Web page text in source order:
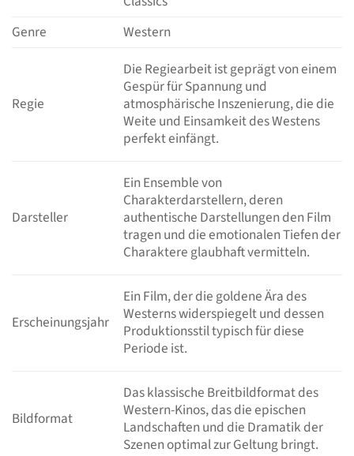
Genre
Western
Regie
Die Regiearbeit ist geprägt von einem
Gespür für Spannung und
atmosphärische Inszenierung, die die
Weite und Einsamkeit des Westens
perfekt einfängt.
Darsteller
Ein Ensemble von
Charakterdarstellern, deren
authentische Darstellungen den Film
tragen und die emotionalen Tiefen der
Charaktere glaubhaft vermitteln.
Erscheinungsjahr
Ein Film, der die goldene Ära des
Westerns widerspiegelt und dessen
Produktionsstil typisch für diese
Periode ist.
Bildformat
Das klassische Breitbildformat des
Western-Kinos, das die epischen
Landschaften und die Dramatik der
Szenen optimal zur Geltung bringt.